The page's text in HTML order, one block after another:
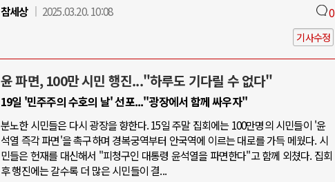
참세상
2025.03.20. 10:08 0
기사수정
윤 파면, 100만 시민 행진..."하루도 기다릴 수 없다"
19일 '민주주의 수호의 날' 선포..."광장에서 함께 싸우자"
분노한 시민들은 다시 광장을 향한다. 15일 주말 집회에는 100만명의 시민들이 '윤
석열 즉각 파면'을 촉구하며 경복궁역부터 안국역에 이르는 대로를 가득 메웠다. 시
민들은 헌재를 대신해서 "피청구인 대통령 윤석열을 파면한다"고 함께 외쳤다. 집회
후 행진에는 갈수록 더 많은 시민들이 결...